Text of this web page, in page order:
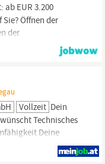
ab EUR 3.200
Öffnen der
der
der
der
Rübenentladung aus
der
Vollzeit Dein
Technisches
Deine
und